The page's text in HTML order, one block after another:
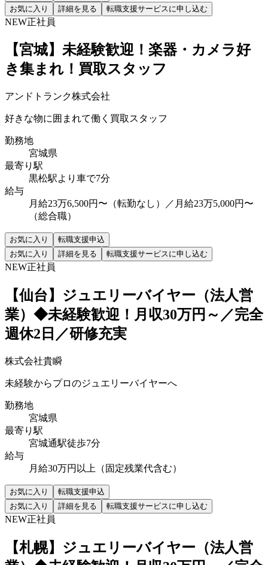
お気に入り 詳細を見る 転職支援サービスに申し込む
NEW正社員
【宮城】未経験歓迎！楽器・カメラ好
き集まれ！買取スタッフ
アンドトランク株式会社
好きな物に囲まれて働く買取スタッフ
勤務地
宮城県
最寄り駅
黒松駅より車で7分
給与
月給23万6,500円〜（転勤なし）／月給23万5,000円〜
（総合職）
お気に入り
転職支援申込
お気に入り
詳細を見る 転職支援サービスに申し込む
NEW正社員
【仙台】ジュエリーバイヤー（法人営
業）◆未経験歓迎！月収30万円～／完全
週休2日／研修充実
株式会社貴瞬
未経験からプロのジュエリーバイヤーへ
勤務地
宮城県
最寄り駅
宮城通駅徒歩7分
給与
月給30万円以上（固定残業代含む）
お気に入り
転職支援申込
お気に入り
詳細を見る 転職支援サービスに申し込む
NEW正社員
【札幌】ジュエリーバイヤー（法人営